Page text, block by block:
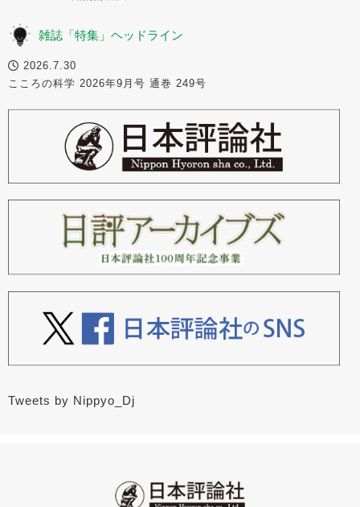
雑誌「特集」ヘッドライン
2026.7.30
こころの科学 2026年9月号 通巻 249号
Tweets by Nippyo_Dj